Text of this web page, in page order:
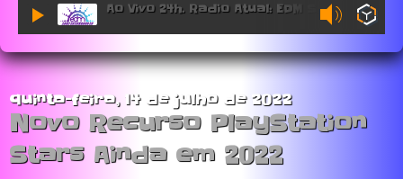
Ao Vivo 24h. Radio Atual: EDM Sessions.
quinta-feira, 14 de julho de 2022
Novo Recurso PlayStation
Stars Ainda em 2022